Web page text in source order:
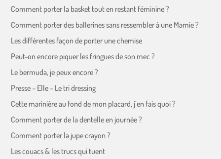
Comment porter la basket tout en restant féminine ?
Comment porter des ballerines sans ressembler à une Mamie ?
Les différentes façon de porter une chemise
Peut-on encore piquer les fringues de son mec ?
Le bermuda, je peux encore ?
Presse – Elle – Le tri dressing
Cette marinière au fond de mon placard, j’en fais quoi ?
Comment porter de la dentelle en journée ?
Comment porter la jupe crayon ?
Les couacs & les trucs qui tuent